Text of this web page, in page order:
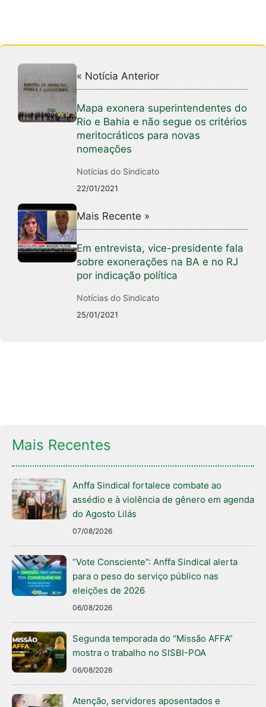
« Notícia Anterior
Mapa exonera superintendentes do
Rio e Bahia e não segue os critérios
meritocráticos para novas
nomeações
Notícias do Sindicato
22/01/2021
Mais Recente »
Em entrevista, vice-presidente fala
sobre exonerações na BA e no RJ
por indicação política
Notícias do Sindicato
25/01/2021
Mais Recentes
Anffa Sindical fortalece combate ao
assédio e à violência de gênero em agenda
do Agosto Lilás
07/08/2026
“Vote Consciente”: Anffa Sindical alerta
para o peso do serviço público nas
eleições de 2026
06/08/2026
Segunda temporada do “Missão AFFA”
mostra o trabalho no SISBI-POA
06/08/2026
Atenção, servidores aposentados e